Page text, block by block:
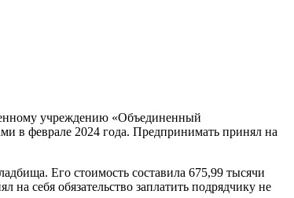
учреждению «Объединенный
в феврале 2024 года. Предпринимать принял на
Его стоимость составила 675,99 тысячи
на себя обязательство заплатить подрядчику не